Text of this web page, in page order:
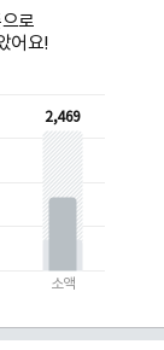
로
어요!
2,469
소액